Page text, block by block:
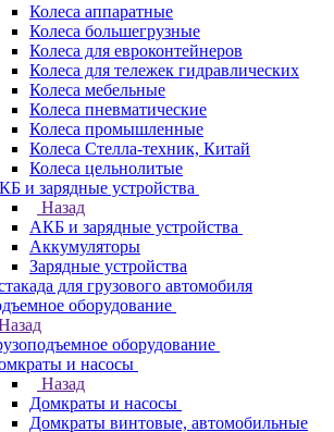
Колеса аппаратные
Колеса большегрузные
Колеса для евроконтейнеров
Колеса для тележек гидравлических
Колеса мебельные
Колеса пневматические
Колеса промышленные
Колеса Стелла-техник, Китай
Колеса цельнолитые
и зарядные устройства
Назад
АКБ и зарядные устройства
Аккумуляторы
Зарядные устройства
для грузового автомобиля
оборудование
оборудование
и насосы
Назад
Домкраты и насосы
Домкраты винтовые, автомобильные